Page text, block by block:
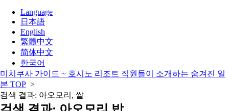
Language
日本語
English
繁體中文
简体中文
한국어
미치쿠사 가이드 ~ 호시노 리조트 직원들이 소개하는 숨겨진 일
본 TOP >
검색 결과: 아오모리, 쌀